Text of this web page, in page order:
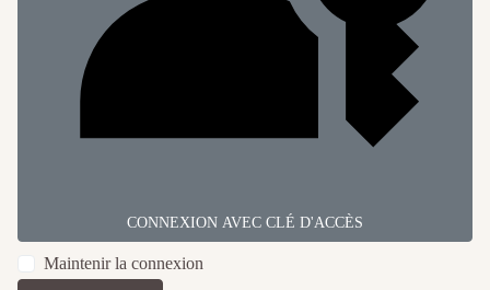
CONNEXION AVEC CLÉ D'ACCÈS
Maintenir la connexion